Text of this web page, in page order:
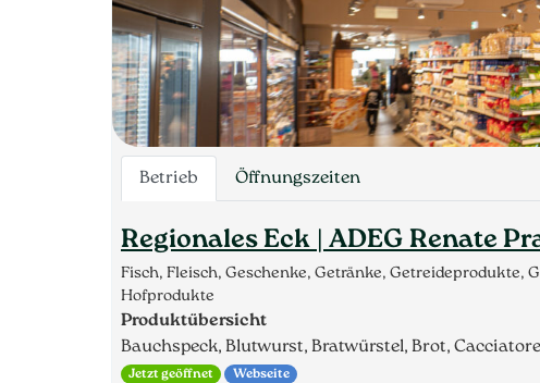
Betrieb Öffnungszeiten
Regionales Eck | ADEG Renate
Fisch, Fleisch, Geschenke, Getränke, Getreideprodukte,
Hofprodukte
Produktübersicht
Bauchspeck, Blutwurst, Bratwürstel, Brot,
Jetzt geöffnet Webseite